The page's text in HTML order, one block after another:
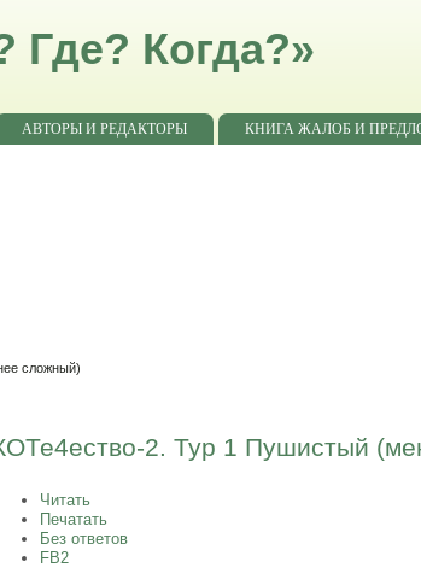
Где? Когда?»
АВТОРЫ И РЕДАКТОРЫ
КНИГА ЖАЛОБ И
сложный)
2. Тур 1 Пушистый
Читать
Печатать
Без ответов
FB2